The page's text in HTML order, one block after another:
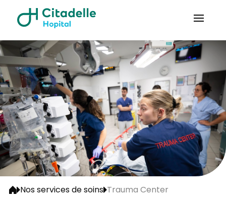
Nos services de soins Trauma Center